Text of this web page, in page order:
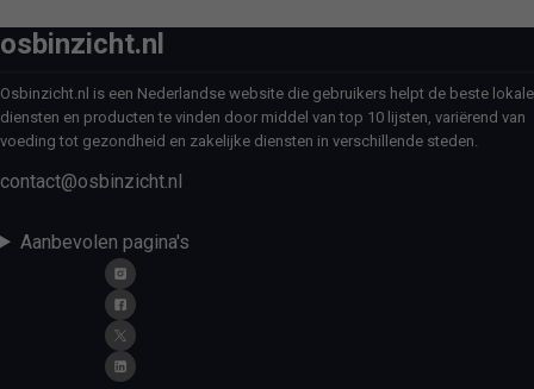
osbinzicht.nl
Osbinzicht.nl is een Nederlandse website die gebruikers helpt de beste lokale
diensten en producten te vinden door middel van top 10 lijsten, variërend van
voeding tot gezondheid en zakelijke diensten in verschillende steden.
contact@osbinzicht.nl
Aanbevolen pagina's